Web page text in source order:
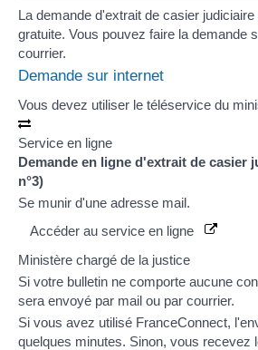
La demande d'extrait de casier judiciaire
gratuite. Vous pouvez faire la demande
courrier.
Demande sur internet
Vous devez utiliser le téléservice du
Service en ligne
Demande en ligne d'extrait de casier
n°3)
Se munir d'une adresse mail.
Accéder au service en ligne
Ministère chargé de la justice
Si votre bulletin ne comporte aucune
sera envoyé par mail ou par courrier.
Si vous avez utilisé FranceConnect,
quelques minutes. Sinon, vous recevez